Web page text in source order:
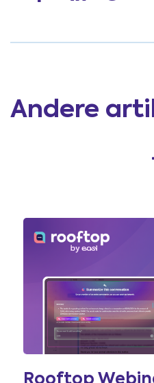
Andere
Rooftop